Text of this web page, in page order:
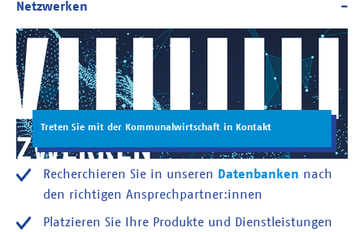
Treten Sie mit der Kommunalwirtschaft in Kontakt
Recherchieren Sie in unseren Datenbanken nach
den richtigen Ansprechpartner:innen
Platzieren Sie Ihre Produkte und Dienstleistungen